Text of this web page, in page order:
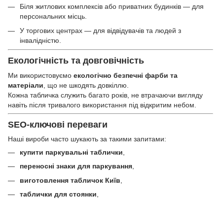
Біля житлових комплексів або приватних будинків — для
персональних місць.
У торгових центрах — для відвідувачів та людей з
інвалідністю.
Екологічність та довговічність
Ми використовуємо екологічно безпечні фарби та
матеріали , що не шкодять довкіллю.
Кожна табличка служить багато років, не втрачаючи вигляду
навіть після тривалого використання під відкритим небом.
SEO-ключові переваги
Наші вироби часто шукають за такими запитами:
купити паркувальні таблички
переносні знаки для паркування,
виготовлення табличок Київ
таблички для стоянки,